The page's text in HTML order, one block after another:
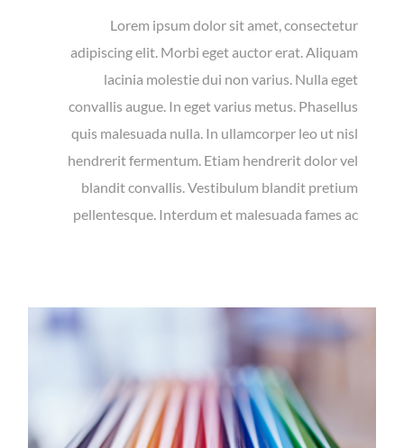
Lorem ipsum dolor sit amet, consectetur
adipiscing elit. Morbi eget auctor erat. Aliquam
lacinia molestie dui non varius. Nulla eget
convallis augue. In eget varius metus. Phasellus
quis malesuada nulla. In ullamcorper leo ut nisl
hendrerit fermentum. Etiam hendrerit dolor vel
blandit convallis. Vestibulum blandit pretium
pellentesque. Interdum et malesuada fames ac